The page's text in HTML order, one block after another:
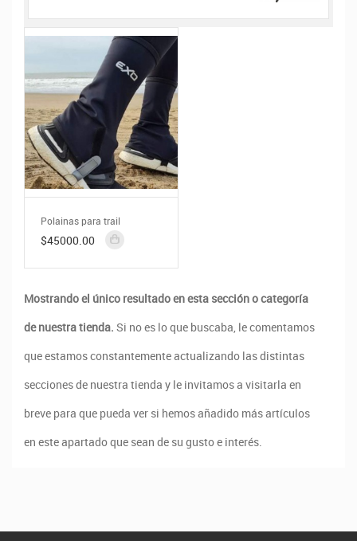
Polainas para trail
$45000.00
Mostrando el único resultado en esta sección o categoría
de nuestra tienda. Si no es lo que buscaba, le comentamos
que estamos constantemente actualizando las distintas
secciones de nuestra tienda y le invitamos a visitarla en
breve para que pueda ver si hemos añadido más artículos
en este apartado que sean de su gusto e interés.